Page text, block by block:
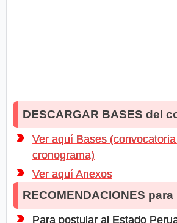
DESCARGAR BASES del
Ver aquí Bases
cronograma)
Ver aquí Anexos
RECOMENDACIONES
Para postular al Estado